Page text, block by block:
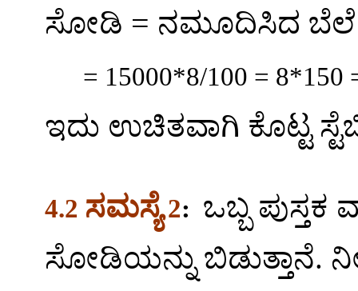
ಸೋಡಿ = ನಮೂದಿಸಿದ ಬೆಲೆ
= 15000*8/100 = 8*150
ಇದು ಉಚಿತವಾಗಿ ಕೊಟ್ಟ
4.2 ಸಮಸ್ಯೆ 2: ಒಬ್ಬ
ಸೋಡಿಯನ್ನು ಬಿಡುತ್ತಾನೆ.